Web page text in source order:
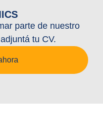
parte de nuestro
tu CV.